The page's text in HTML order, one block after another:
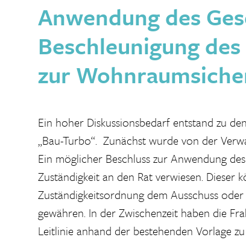
Anwendung des
Beschleunigung
zur
Ein hoher Diskussionsbedarf entstand zu
„Bau-Turbo“. Zunächst wurde von der
Ein möglicher Beschluss zur Anwendung
Zuständigkeit an den Rat verwiesen. Dieser
Zuständigkeitsordnung dem Ausschuss
gewähren. In der Zwischenzeit haben die
Leitlinie anhand der bestehenden Vorlage